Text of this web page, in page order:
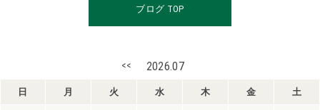
ブログ TOP
<< 2026.07
日 月 火 水 木 金 土